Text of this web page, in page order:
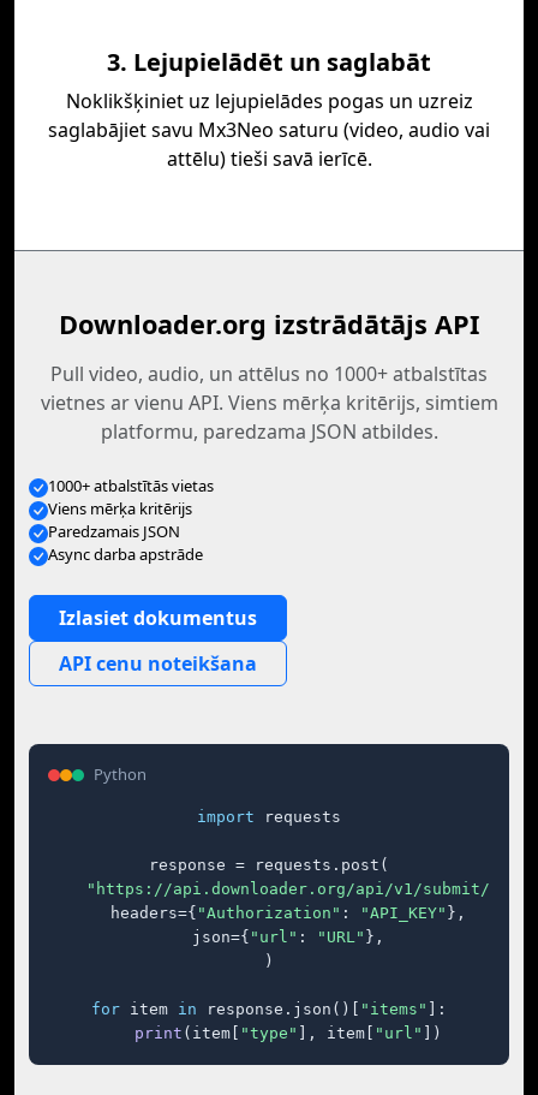
3. Lejupielādēt un saglabāt
Noklikšķiniet uz lejupielādes pogas un uzreiz
saglabājiet savu Mx3Neo saturu (video, audio vai
attēlu) tieši savā ierīcē.
Downloader.org izstrādātājs API
Pull video, audio, un attēlus no 1000+ atbalstītas
vietnes ar vienu API. Viens mērķa kritērijs, simtiem
platformu, paredzama JSON atbildes.
1000+ atbalstītās vietas
Viens mērķa kritērijs
Paredzamais JSON
Async darba apstrāde
Izlasiet dokumentus
API cenu noteikšana
Python
import requests
response = requests.post(
"https://api.downloader.org/api/v1/submit/"
    headers={
"Authorization" : "API_KEY" },
    json={
"url" : "URL" },
)
for item in response.json()[ "items"
]:
print (item[ "type" ], item[ "url" ])